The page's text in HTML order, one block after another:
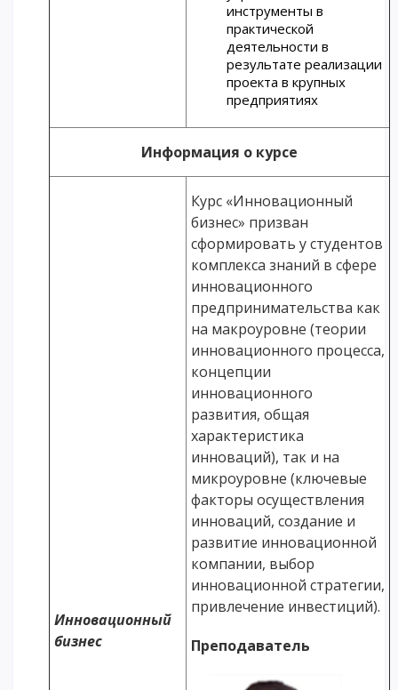
инструменты в
практической
деятельности в
результате реализации
проекта в крупных
предприятиях
Информация о курсе
Инновационный
бизнес
Курс «Инновационный
бизнес» призван
сформировать у студентов
комплекса знаний в сфере
инновационного
предпринимательства как
на макроуровне (теории
инновационного процесса,
концепции
инновационного
развития, общая
характеристика
инноваций), так и на
микроуровне (ключевые
факторы осуществления
инноваций, создание и
развитие инновационной
компании, выбор
инновационной стратегии,
привлечение инвестиций).
Преподаватель